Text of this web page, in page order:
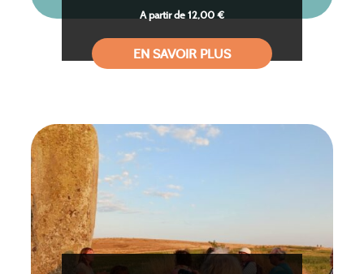
A partir de 12,00 €
EN SAVOIR PLUS